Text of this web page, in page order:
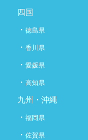
四国
・ 徳島県
・ 香川県
・ 愛媛県
・ 高知県
九州・沖縄
・ 福岡県
・ 佐賀県